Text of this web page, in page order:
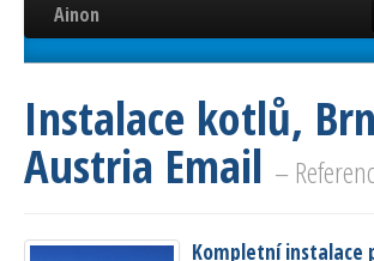
Ainon
Úvod
Služby
Reference
Certifikáty
Instalace kotlů,
Austria Email –
Kompletní instalace